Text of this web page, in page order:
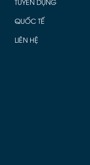
QUỐC TẾ
LIÊN HỆ